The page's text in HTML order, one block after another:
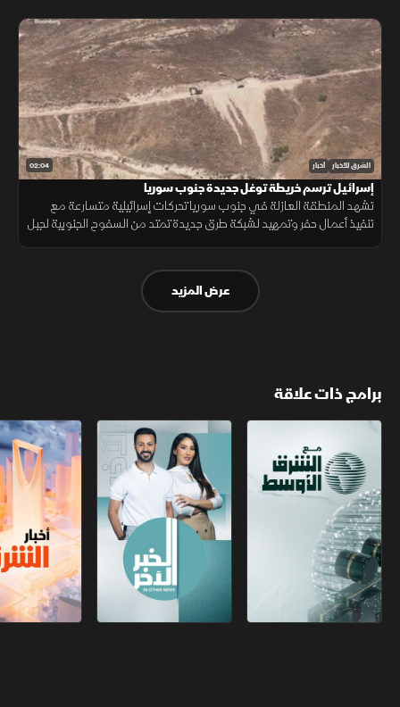
02:04 الشرق للأخبار أخبار
إسرائيل ترسم خريطة توغل جديدة جنوب سوريا
تشهد المنطقة العازلة في جنوب سوريا تحركات إسرائيلية متسارعة مع
تنفيذ أعمال حفر وتمهيد لشبكة طرق جديدة تمتد من السفوح الجنوبية لجبل
عرض المزيد
برامج ذات علاقة
مع الشرق الأوسط الخبر الآخر أخبار الشرق